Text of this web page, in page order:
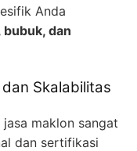
Anda
dan
Skalabilitas
maklon sangat
dan sertifikasi